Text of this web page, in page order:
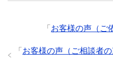
「 お客様の声（ご
「 お客様の声（ご相談者